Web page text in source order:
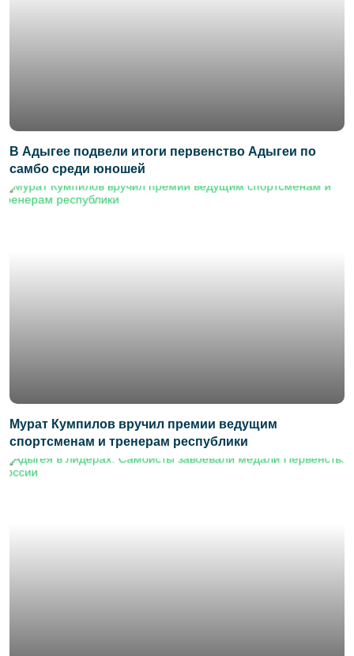
В Адыгее подвели итоги первенство Адыгеи по
самбо среди юношей
Мурат Кумпилов вручил премии ведущим
спортсменам и тренерам республики